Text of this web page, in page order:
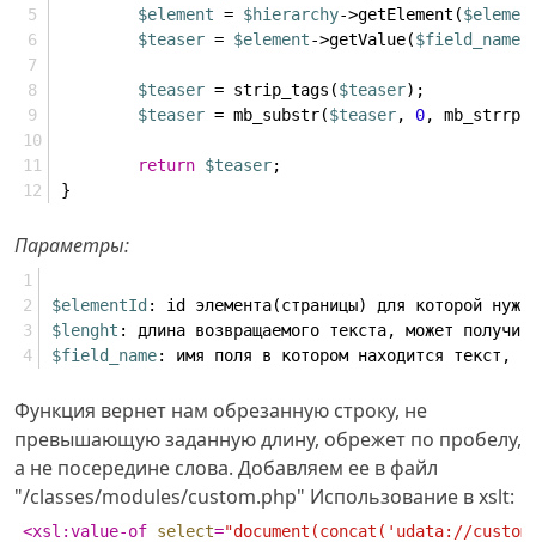
$element = $hierarchy->getElement(
$teaser = $element->getValue($field_name
$teaser = strip_tags($teaser);
$teaser = mb_substr($teaser, 0,
return $teaser;
}
Параметры:
$elementId : id элемента(страницы) для которой
$lenght : длина возвращаемого текста, может
$field_name: имя поля в котором находится текст,
Функция вернет нам обрезанную строку, не
превышающую заданную длину, обрежет по пробелу,
а не посередине слова. Добавляем ее в файл
"/classes/modules/custom.php" Использование в xslt:
<xsl:value-of select="document(concat('udata://